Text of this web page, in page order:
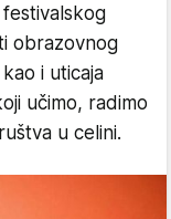
obrazovnog
i uticaja
učimo, radimo
u celini.